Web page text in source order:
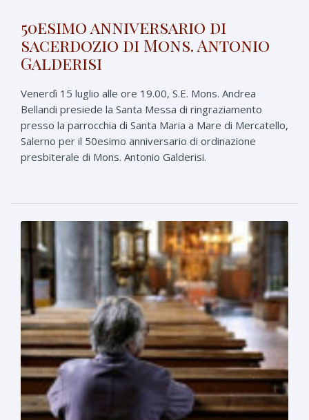
50esimo anniversario di
sacerdozio di Mons. Antonio
Galderisi
Venerdì 15 luglio alle ore 19.00, S.E. Mons. Andrea
Bellandi presiede la Santa Messa di ringraziamento
presso la parrocchia di Santa Maria a Mare di Mercatello,
Salerno per il 50esimo anniversario di ordinazione
presbiterale di Mons. Antonio Galderisi.